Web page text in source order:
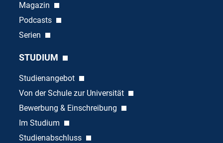
Magazin
Podcasts
Serien
STUDIUM
Studienangebot
Von der Schule zur Universität
Bewerbung & Einschreibung
Im Studium
Studienabschluss